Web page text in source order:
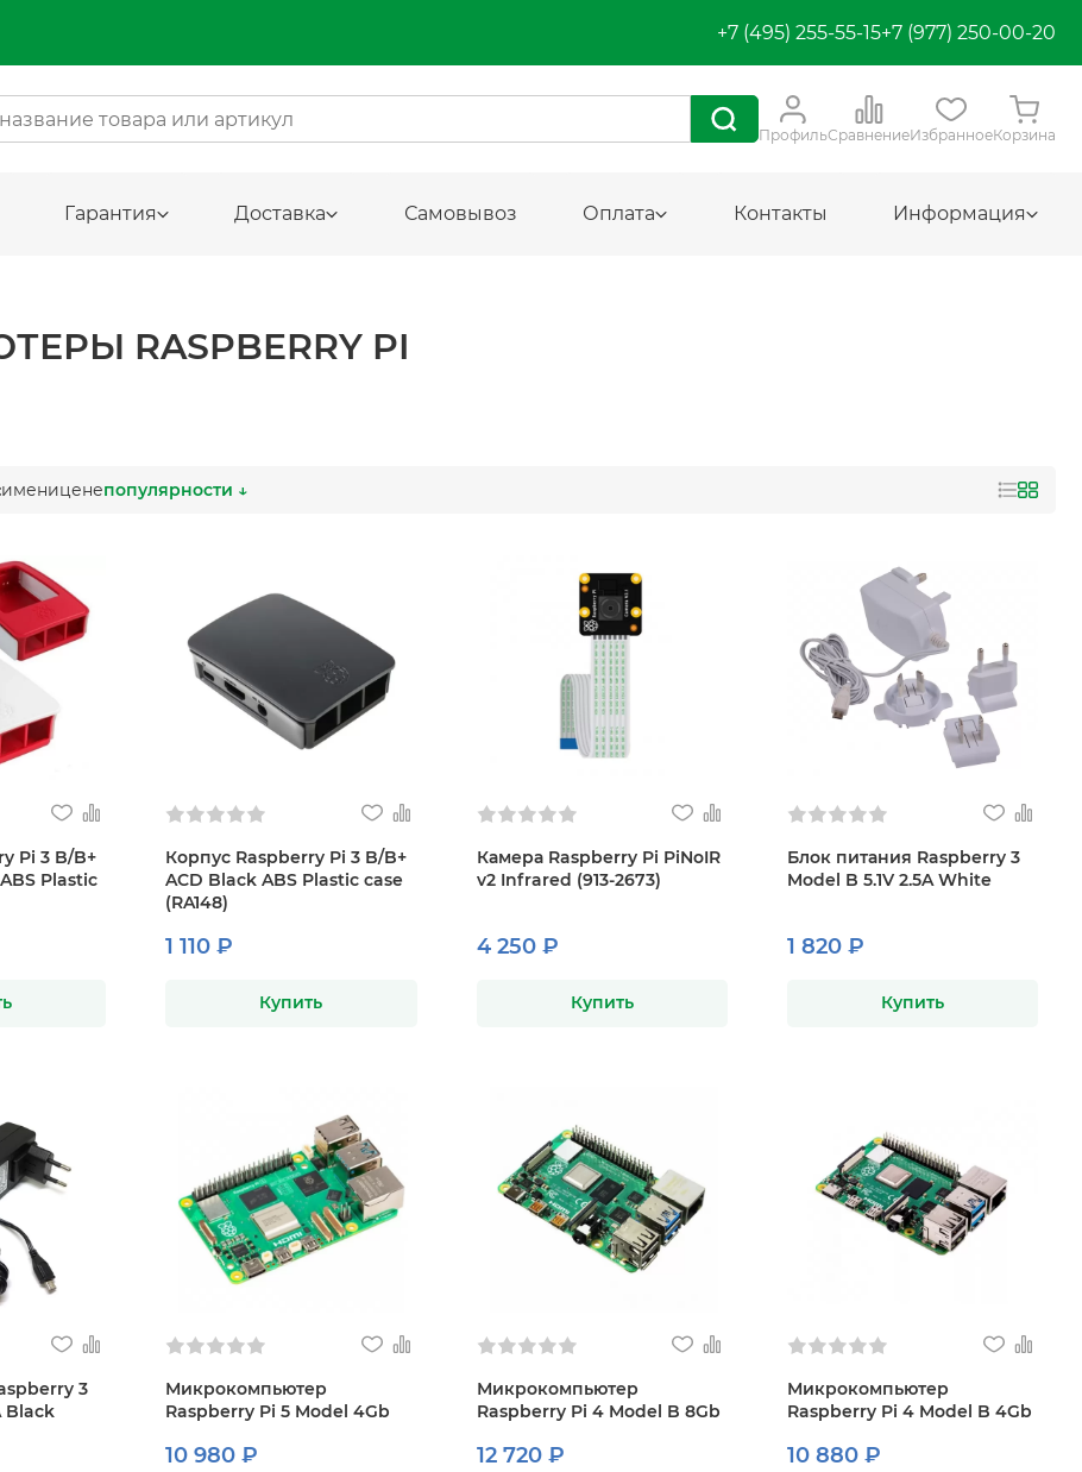
+7 (495) 255-55-15+7 (977) 250-00-20
ПрофильСравнениеИзбранноеКорзина
Гарантия Доставка Самовывоз Оплата Контакты Информация
RASPBERRY PI
имениценепопулярности ↓
Pi 3 B/B+
Plastic
Корпус Raspberry Pi 3 B/B+
ACD Black ABS Plastic case
(RA148)
1 110 ₽
Купить
Камера Raspberry Pi PiNoIR
v2 Infrared (913-2673)
4 250 ₽
Купить
Блок питания Raspberry 3
Model B 5.1V 2.5A White
1 820 ₽
Купить
3
Black
Микрокомпьютер
Raspberry Pi 5 Model 4Gb
10 980 ₽
Микрокомпьютер
Raspberry Pi 4 Model B 8Gb
12 720 ₽
Микрокомпьютер
Raspberry Pi 4 Model B 4Gb
10 880 ₽